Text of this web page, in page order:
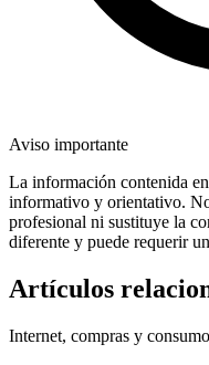
Aviso importante
La información contenida
informativo y orientativo.
profesional ni sustituye la
diferente y puede requerir
Artículos
Internet, compras y consumo